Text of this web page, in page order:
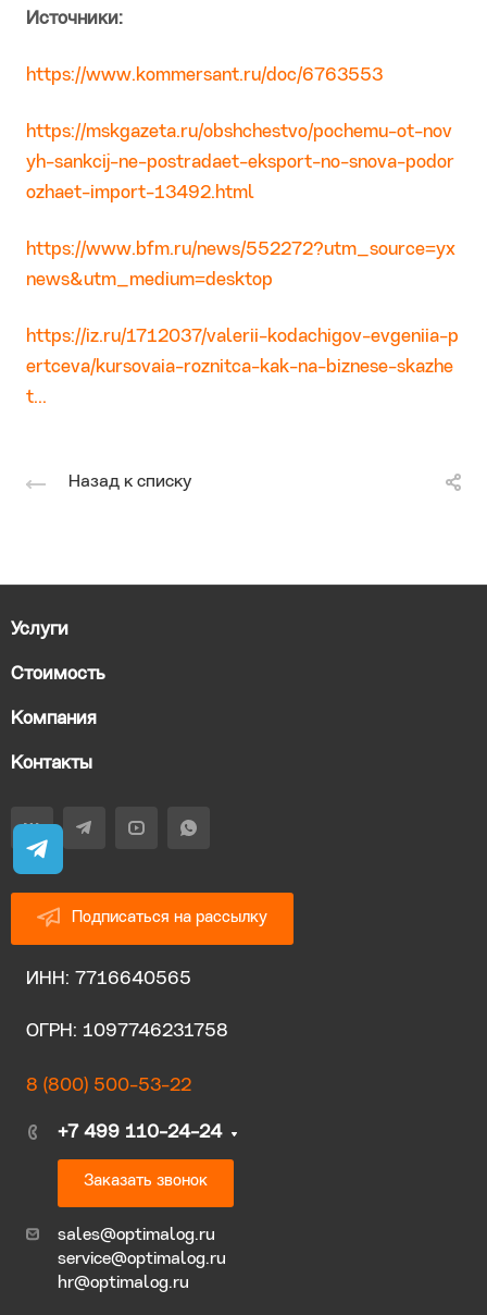
Источники:
https://www.kommersant.ru/doc/6763553
https://mskgazeta.ru/obshchestvo/pochemu-ot-nov
yh-sankcij-ne-postradaet-eksport-no-snova-podor
ozhaet-import-13492.html
https://www.bfm.ru/news/552272?utm_source=yx
news&utm_medium=desktop
https://iz.ru/1712037/valerii-kodachigov-evgeniia-p
ertceva/kursovaia-roznitca-kak-na-biznese-skazhe
t...
Назад к списку
Услуги
Стоимость
Компания
Контакты
Подписаться на рассылку
ИНН: 7716640565
ОГРН: 1097746231758
8 (800) 500-53-22
+7 499 110-24-24
Заказать звонок
sales@optimalog.ru
service@optimalog.ru
hr@optimalog.ru